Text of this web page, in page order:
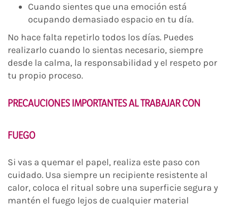
Cuando sientes que una emoción está
ocupando demasiado espacio en tu día.
No hace falta repetirlo todos los días. Puedes
realizarlo cuando lo sientas necesario, siempre
desde la calma, la responsabilidad y el respeto por
tu propio proceso.
PRECAUCIONES IMPORTANTES AL TRABAJAR CON
FUEGO
Si vas a quemar el papel, realiza este paso con
cuidado. Usa siempre un recipiente resistente al
calor, coloca el ritual sobre una superficie segura y
mantén el fuego lejos de cualquier material